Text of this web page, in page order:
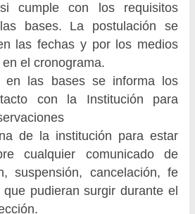
cumple con los requisitos
bases. La postulación se
las fechas y por los medios
el cronograma.
en las bases se informa los
con la Institución para
de la institución para estar
cualquier comunicado de
suspensión, cancelación, fe
pudieran surgir durante el